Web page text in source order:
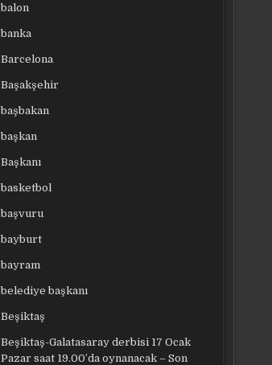
balon
banka
Barcelona
Başakşehir
başbakan
başkan
Başkanı
basketbol
başvuru
bayburt
bayram
belediye başkanı
Beşiktaş
Beşiktaş-Galatasaray derbisi 17 Ocak
Pazar saat 19.00’da oynanacak – Son